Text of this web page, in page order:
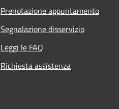
Prenotazione appuntamento
Segnalazione disservizio
Leggi le FAQ
Richiesta assistenza